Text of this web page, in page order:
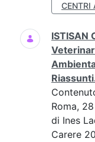
CENTRI
ISTISAN
Roma, 28
di Ines
Carere